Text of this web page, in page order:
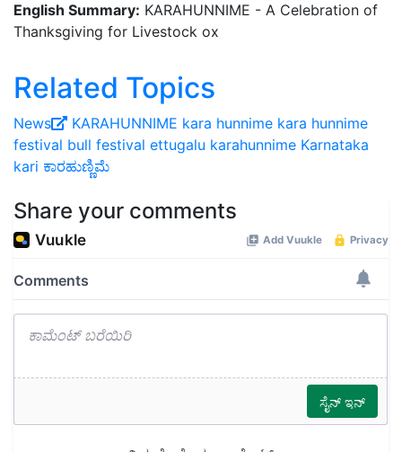
English Summary: KARAHUNNIME - A Celebration of
Thanksgiving for Livestock ox
Related Topics
News KARAHUNNIME kara hunnime kara hunnime
festival bull festival ettugalu karahunnime Karnataka
kari ಕಾರಹುಣ್ಣಿಮೆ
Share your comments